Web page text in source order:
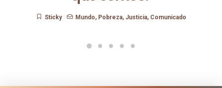
Y vosotros, ¿quiénes decís